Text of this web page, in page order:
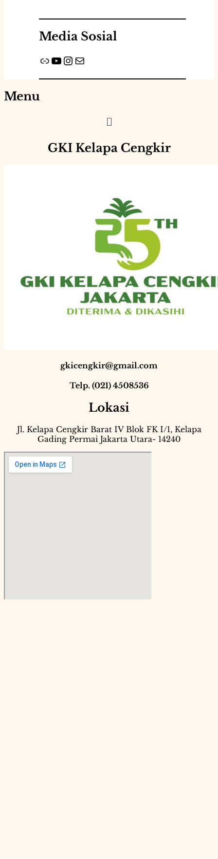
Media Sosial
Link
YouTube
Instagram
Mail
Menu
Menu
GKI Kelapa Cengkir
gkicengkir@gmail.com
Telp. (021) 4508536
Lokasi
Jl. Kelapa Cengkir Barat IV Blok FK I/1, Kelapa
Gading Permai Jakarta Utara- 14240